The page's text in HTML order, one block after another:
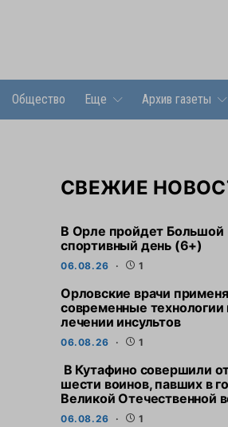
Общество Еще Архив газеты
СВЕЖИЕ
В Орле пройдет Большой
спортивный день (6+)
06.08.26 1
Орловские врачи
современные технологии
лечении инсультов
06.08.26 1
В Кутафино совершили
шести воинов, павших в
Великой Отечественной
06.08.26 1